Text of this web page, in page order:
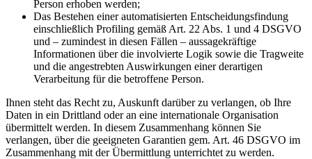
Person erhoben werden;
Das Bestehen einer automatisierten Entscheidungsfindung
einschließlich Profiling gemäß Art. 22 Abs. 1 und 4 DSGVO
und – zumindest in diesen Fällen – aussagekräftige
Informationen über die involvierte Logik sowie die Tragweite
und die angestrebten Auswirkungen einer derartigen
Verarbeitung für die betroffene Person.
Ihnen steht das Recht zu, Auskunft darüber zu verlangen, ob Ihre
Daten in ein Drittland oder an eine internationale Organisation
übermittelt werden. In diesem Zusammenhang können Sie
verlangen, über die geeigneten Garantien gem. Art. 46 DSGVO im
Zusammenhang mit der Übermittlung unterrichtet zu werden.